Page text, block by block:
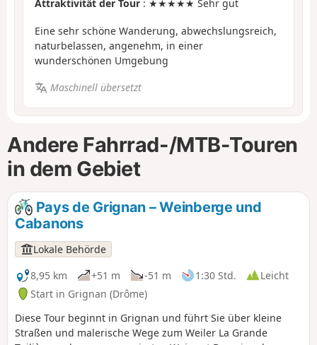
Attraktivität der Tour : ★★★★★ Sehr gut
Eine sehr schöne Wanderung, abwechslungsreich,
naturbelassen, angenehm, in einer
wunderschönen Umgebung
Maschinell übersetzt
Andere Fahrrad-/MTB-Touren
in dem Gebiet
Pays de Grignan – Weinberge und
Cabanons
Lokale Behörde
8,95 km
+51 m -51 m 1:30 Std.
Leicht
Start in Grignan (Drôme)
Diese Tour beginnt in Grignan und führt Sie über kleine
Straßen und malerische Wege zum Weiler La Grande